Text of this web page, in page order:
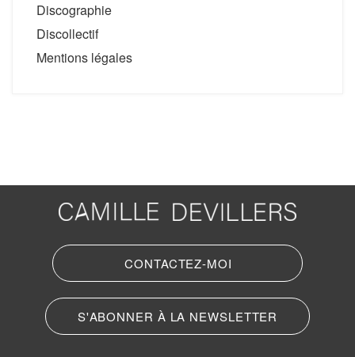
Discographie
Discollectif
Mentions légales
CONTACTEZ-MOI
S'ABONNER À LA NEWSLETTER